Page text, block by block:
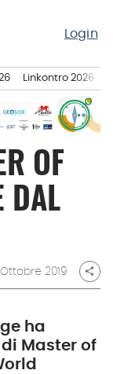
Login
Linkontro 2026
OF
DAL
Ottobre 2019 share
ha
Master of